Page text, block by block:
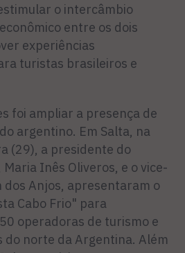
o intercâmbio
entre os dois
experiências
turistas brasileiros e
foi ampliar a presença de
argentino. Em Salta, na
(29), a presidente do
Inês Oliveros, e o vice-
Anjos, apresentaram o
Cabo Frio" para
operadoras de turismo e
do norte da Argentina. Além